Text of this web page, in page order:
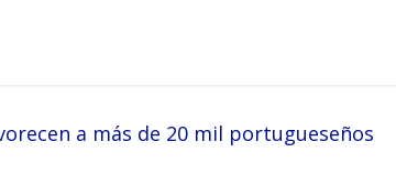
a más de 20 mil portugueseños